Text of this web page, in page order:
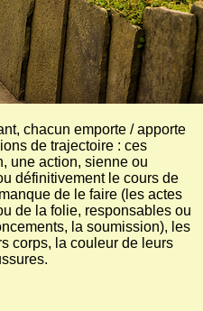
chacun emporte / apporte
de trajectoire : ces
une action, sienne ou
définitivement le cours de
de le faire (les actes
de la folie, responsables ou
la soumission), les
corps, la couleur de leurs